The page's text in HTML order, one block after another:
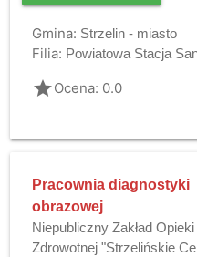
Gmina: Strzelin - miasto
Filia: Powiatowa Stacja
gradeOcena: 0.0
Pracownia diagnostyki
obrazowej
Niepubliczny Zakład Opieki
Zdrowotnej "Strzelińskie